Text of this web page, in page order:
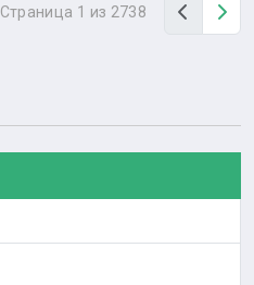
Страница 1 из 2738 Назад